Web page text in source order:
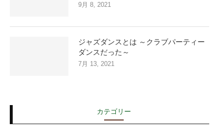
9月 8, 2021
ジャズダンスとは ～クラブパーティー
ダンスだった～
7月 13, 2021
カテゴリー